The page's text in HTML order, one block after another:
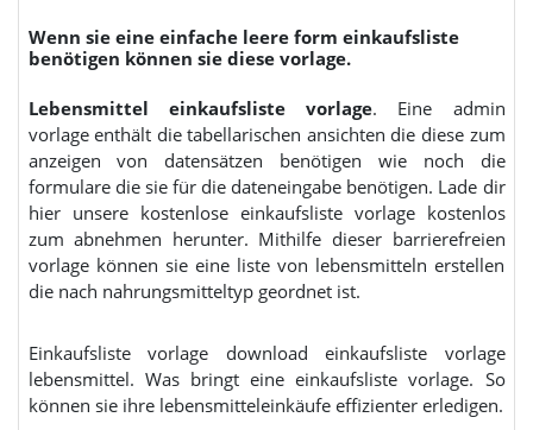
Wenn sie eine einfache leere form einkaufsliste
benötigen können sie diese vorlage.
Lebensmittel einkaufsliste vorlage. Eine admin
vorlage enthält die tabellarischen ansichten die diese zum
anzeigen von datensätzen benötigen wie noch die
formulare die sie für die dateneingabe benötigen. Lade dir
hier unsere kostenlose einkaufsliste vorlage kostenlos
zum abnehmen herunter. Mithilfe dieser barrierefreien
vorlage können sie eine liste von lebensmitteln erstellen
die nach nahrungsmitteltyp geordnet ist.
Einkaufsliste vorlage download einkaufsliste vorlage
lebensmittel. Was bringt eine einkaufsliste vorlage. So
können sie ihre lebensmitteleinkäufe effizienter erledigen.